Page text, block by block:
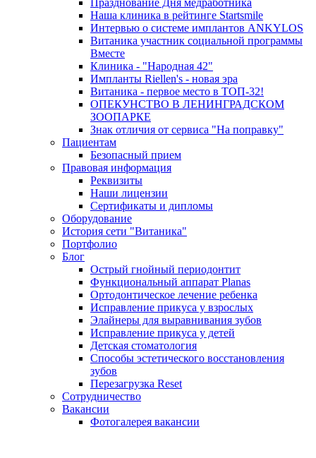
Празднование Дня медработника
Наша клиника в рейтинге Startsmile
Интервью о системе имплантов ANKYLOS
Витаника участник социальной программы
Вместе
Клиника - "Народная 42"
Импланты Riellen's - новая эра
Витаника - первое место в ТОП-32!
ОПЕКУНСТВО В ЛЕНИНГРАДСКОМ
ЗООПАРКЕ
Знак отличия от сервиса "На поправку"
Пациентам
Безопасный прием
Правовая информация
Реквизиты
Наши лицензии
Сертификаты и дипломы
Оборудование
История сети "Витаника"
Портфолио
Блог
Острый гнойный периодонтит
Функциональный аппарат Planas
Ортодонтическое лечение ребенка
Исправление прикуса у взрослых
Элайнеры для выравнивания зубов
Исправление прикуса у детей
Детская стоматология
Способы эстетического восстановления
зубов
Перезагрузка Reset
Сотрудничество
Вакансии
Фотогалерея вакансии